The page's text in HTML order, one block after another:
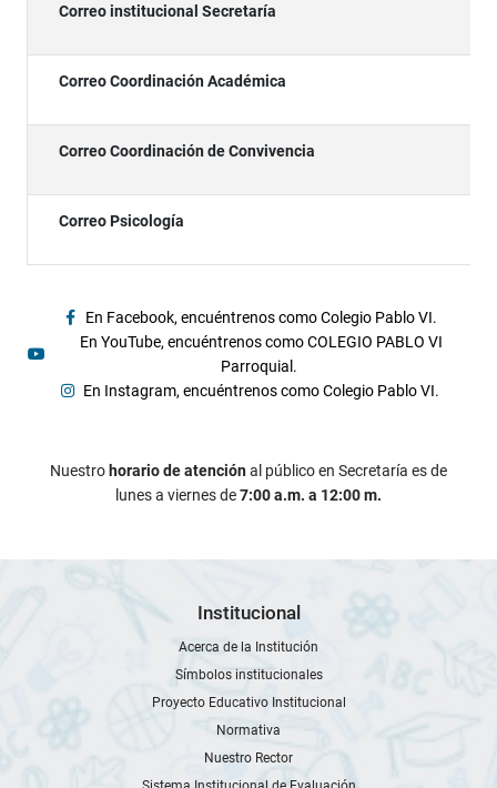
Correo institucional Secretaría
Correo Coordinación Académica
Correo Coordinación de Convivencia
Correo Psicología
En Facebook, encuéntrenos como Colegio Pablo VI.
En YouTube, encuéntrenos como COLEGIO PABLO VI
Parroquial.
En Instagram, encuéntrenos como Colegio Pablo VI.
Nuestro horario de atenciónal público en Secretaría es de
lunes a viernes de7:00 a.m. a 12:00 m.
Institucional
Acerca de la Institución
Símbolos institucionales
Proyecto Educativo Institucional
Normativa
Nuestro Rector